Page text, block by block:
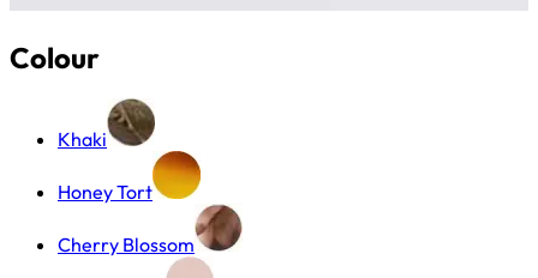
Colour
Khaki
Honey Tort
Cherry Blossom